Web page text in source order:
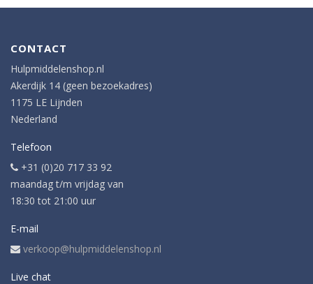
CONTACT
Hulpmiddelenshop.nl
Akerdijk 14 (geen bezoekadres)
1175 LE Lijnden
Nederland
Telefoon
+31 (0)20 717 33 92
maandag t/m vrijdag van
18:30 tot 21:00 uur
E-mail
verkoop@hulpmiddelenshop.nl
Live chat